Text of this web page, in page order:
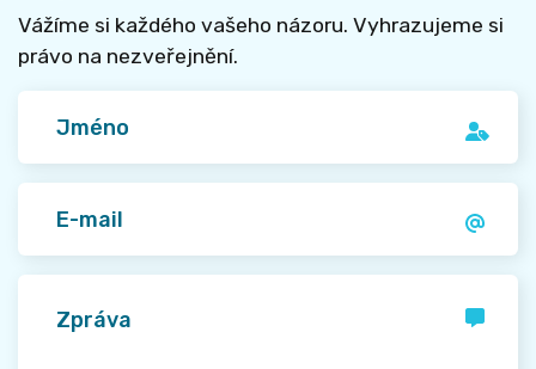
Vážíme si každého vašeho názoru. Vyhrazujeme si
právo na nezveřejnění.